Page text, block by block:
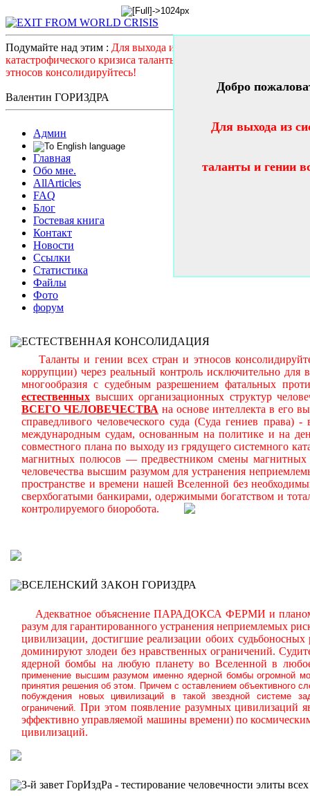
Подумайте над этим : Для выхода из системного
катастрофического кризиса таланты и гении всех стран и
этносов консолидируйтесь!
Валентин ГОРИЗДРА
Админ
Главная
Обо мне.
AllArticles
FAQ
Блог
Гостевая книга
Контакт
Новости
Ссылки
Статистика
Файлы
Фото
форум
ЕСТЕСТВЕННАЯ КОНСОЛИДАЦИЯ
Таланты и гении всех стран и этносов
коррупции) через реальный контроль исключительно
многообразия с судебным разрешением фатальных
естественных высших организационных структур
ВСЕГО ЧЕЛОВЕЧЕСТВА на основе интеллекта в его
справедливого человеческого суда (Суда гениев
международным судам, основанным на политике и на
совместного плана по выходу из грядущего системного
магнитных полюсов — предвестником смены магнитных
человечества высшим разумом для устранения
пространстве и времени нашей Вселенной без
сверхбогатыми банкирами, одержимыми богатством и
контролируемого биоробота.
ВСЕЛЕНСКИЙ ЗАКОН ГОРИЗДРА
Адекватное объяснение ПАРАДОКСА ФЕРМИ и
разум для гарантированного устранения неприемлемых
цивилизации, достигшие реализации обоих
доминируют злодеи без нравственных ограничений.
ядерной бомбы на любую планету во Вселенной в
применение высшим разумом именно ядерной бомбы огромной
принятия решения об этом. Причем с оставлением объективного
побуждения новых цивилизаций в такой звездной системе
ограничений. При этом появление разумных цивилизаций
эффективно управляемой машины времени) по
цивилизаций.
3-й завет ГорИздРа - тестирование человечности элиты
Добро
Для выхода из
таланты и гении